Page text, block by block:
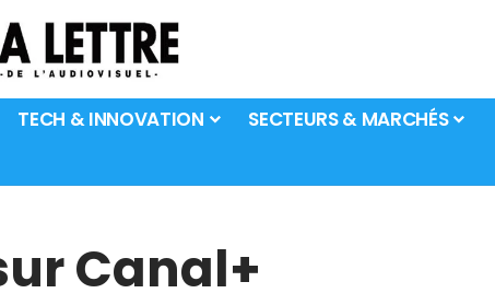
TECH & INNOVATION
SECTEURS & MARCHÉS
Canal+